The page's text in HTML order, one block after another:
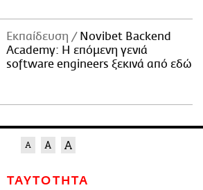
Εκπαίδευση
Novibet Backend
Academy: Η επόμενη γενιά
software engineers ξεκινά από εδώ
ΤΑΥΤΟΤΗΤΑ